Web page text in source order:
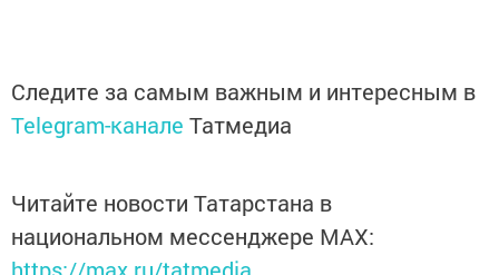
Следите за самым важным и интересным в
Telegram-канале Татмедиа
Читайте новости Татарстана в
национальном мессенджере MАХ: